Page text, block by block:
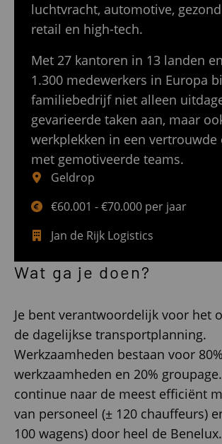
luchtvracht, automotive,
retail en high-tech.
Met 27 kantoren in 13 landen
1.300 medewerkers in Europa
familiebedrijf niet alleen
gevarieerde taken aan, maar
werkplekken in een vertrouwde
met gemotiveerde teams.
Geldrop
€60.001 - €70.000 per jaar
Jan de Rijk Logistics
Wat ga je doen?
Je bent verantwoordelijk voor het
de dagelijkse transportplanning.
Werkzaamheden bestaan voor
werkzaamheden en 20%
continue naar de meest efficiënt
van personeel (± 120 chauffeurs)
100 wagens) door heel de